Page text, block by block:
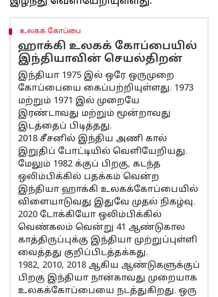
உலகக் கோப்பை
ஹாக்கி உலகக் கோப்பையில்
இந்தியாவின் செயல்திறன்
இந்தியா 1975 இல் ஒரே ஒருமுறை
கோப்பையை கைப்பற்றியுள்ளது. 1973
மற்றும் 1971 இல் முறையே
இரண்டாவது மற்றும் மூன்றாவது
இடத்தைப் பிடித்தது.
2018 சீசனில் இந்திய அணி கால்
இறுதிப் போட்டியில் வெளியேறியது.
மேலும் 1982 க்குப் பிறகு, கடந்த
ஒலிம்பிக்கில் பதக்கம் வென்ற
இந்தியா ஹாக்கி உலகக்கோப்பையில்
விளையாடுவது இதுவே முதல் நிகழ்வு.
2020 டோக்கியோ ஒலிம்பிக்கில்
வெண்கலம் வென்று 41 ஆண்டுகால
காத்திருப்புக்கு இந்தியா முற்றுப்புள்ளி
வைத்தது குறிப்பிடத்தக்கது.
1982, 2010, 2018 ஆகிய ஆண்டுகளுக்குப்
பிறகு இந்தியா நான்காவது முறையாக
உலகக்கோப்பையை நடத்துகிறது. ஒரு